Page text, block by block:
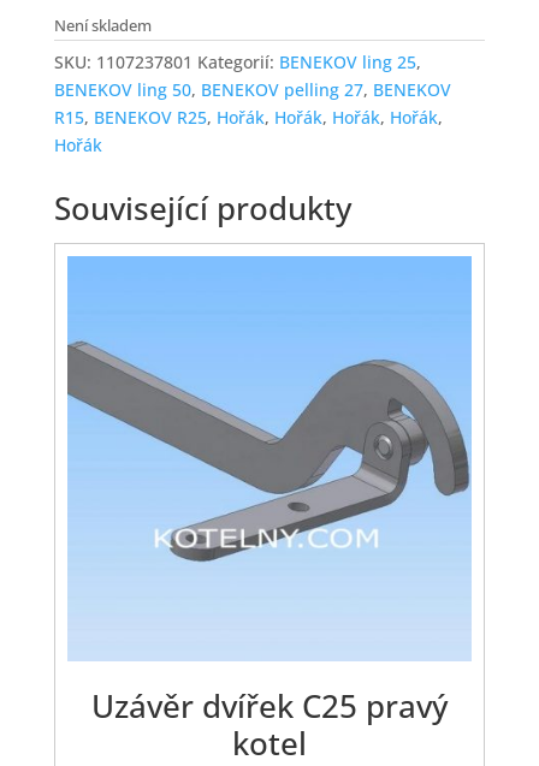
Není skladem
SKU: 1107237801 Kategorií: BENEKOV ling 25,
BENEKOV ling 50, BENEKOV pelling 27, BENEKOV
R15, BENEKOV R25, Hořák, Hořák, Hořák, Hořák,
Hořák
Související produkty
Uzávěr dvířek C25 pravý
kotel